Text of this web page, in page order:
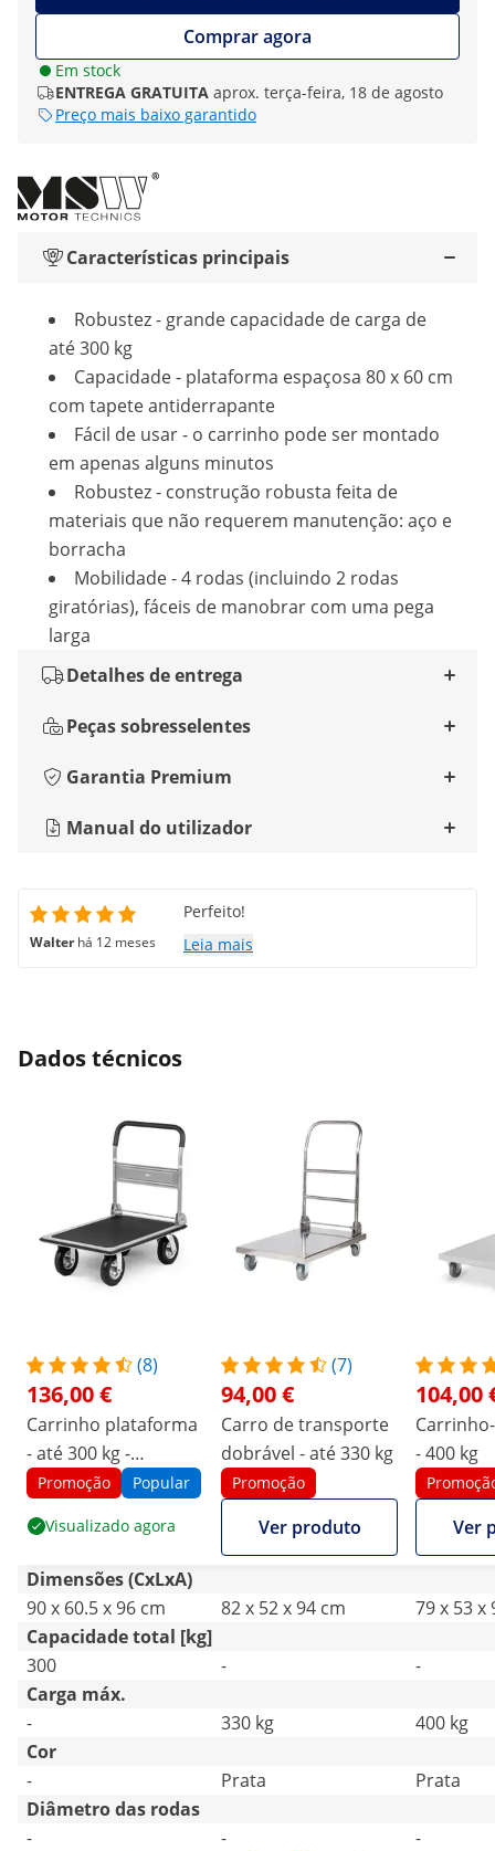
Comprar agora
Em stock
ENTREGA GRATUITA aprox. terça-feira, 18 de agosto
Preço mais baixo garantido
Características principais
Robustez - grande capacidade de carga de
até 300 kg
Capacidade - plataforma espaçosa 80 x 60 cm
com tapete antiderrapante
Fácil de usar - o carrinho pode ser montado
em apenas alguns minutos
Robustez - construção robusta feita de
materiais que não requerem manutenção: aço e
borracha
Mobilidade - 4 rodas (incluindo 2 rodas
giratórias), fáceis de manobrar com uma pega
larga
Detalhes de entrega
Peças sobresselentes
Garantia Premium
Manual do utilizador
Walter há 12 meses
Perfeito!
Leia mais
Dados técnicos
(8)
136,00 €
Carrinho plataforma
- até 300 kg -
dobrável
Promoção Popular
Visualizado agora
(7)
94,00 €
Carro de transporte
dobrável - até 330 kg
Promoção
Ver produto
104,00
- 400 kg
Ver
Dimensões (CxLxA)
90 x 60.5 x 96 cm
82 x 52 x 94 cm
79 x 53 x
Capacidade total [kg]
300
-
-
Carga máx.
-
330 kg
400 kg
Cor
-
Prata
Prata
Diâmetro das rodas
-
-
-